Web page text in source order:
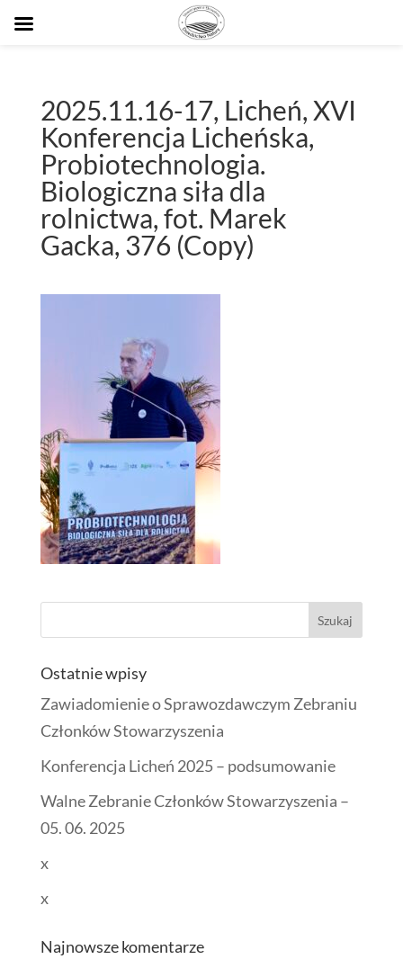
2025.11.16-17, Licheń, XVI
Konferencja Licheńska,
Probiotechnologia.
Biologiczna siła dla
rolnictwa, fot. Marek
Gacka, 376 (Copy)
Ostatnie wpisy
Zawiadomienie o Sprawozdawczym Zebraniu
Członków Stowarzyszenia
Konferencja Licheń 2025 – podsumowanie
Walne Zebranie Członków Stowarzyszenia –
05. 06. 2025
x
x
Najnowsze komentarze